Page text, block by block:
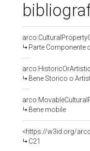
Parte Componente
Bene Storico o
Bene mobile
<https://w3id.org/
C21